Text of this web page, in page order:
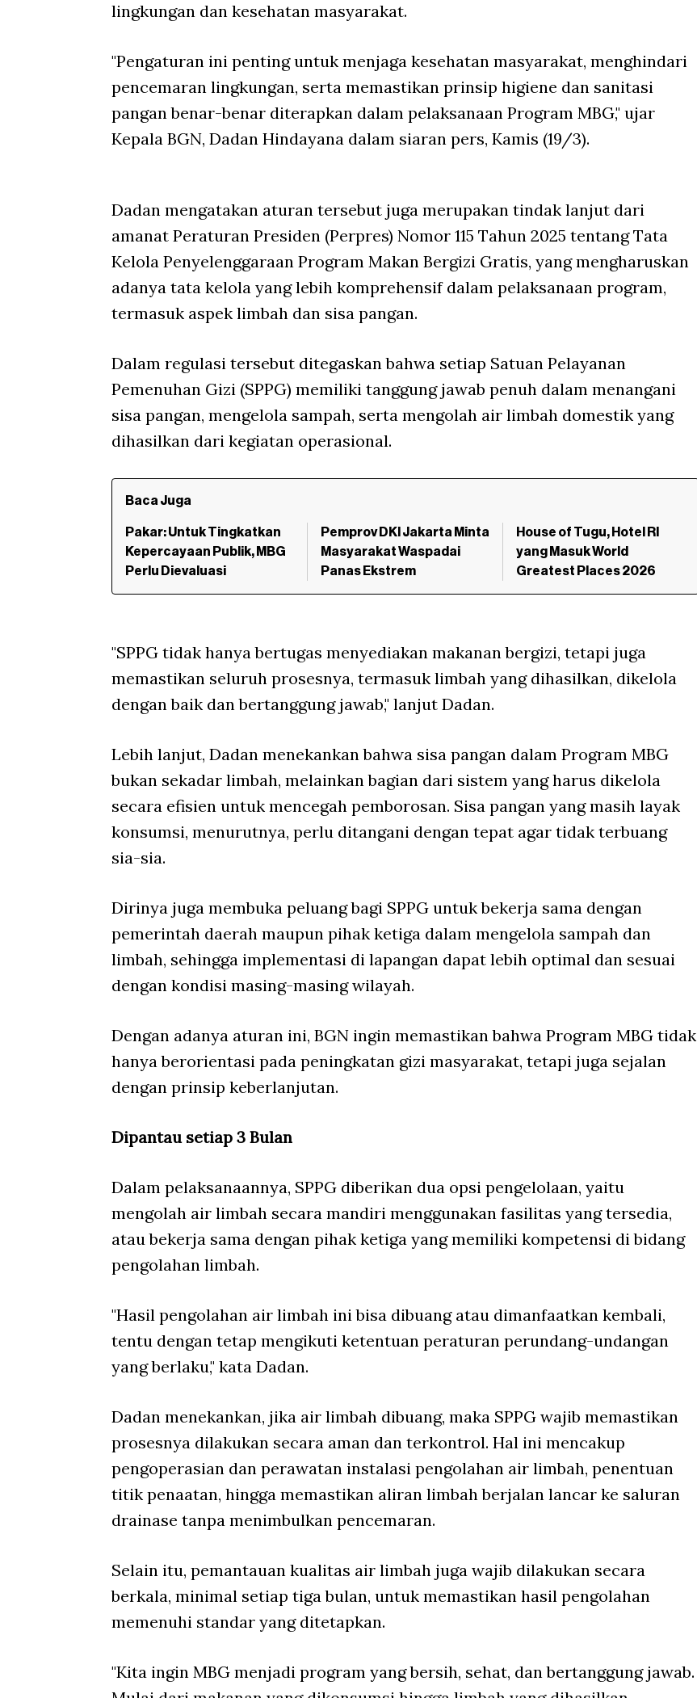
lingkungan dan kesehatan masyarakat.
"Pengaturan ini penting untuk menjaga kesehatan masyarakat, menghindari
pencemaran lingkungan, serta memastikan prinsip higiene dan sanitasi
pangan benar-benar diterapkan dalam pelaksanaan Program MBG," ujar
Kepala BGN, Dadan Hindayana dalam siaran pers, Kamis (19/3).
Dadan mengatakan aturan tersebut juga merupakan tindak lanjut dari
amanat Peraturan Presiden (Perpres) Nomor 115 Tahun 2025 tentang Tata
Kelola Penyelenggaraan Program Makan Bergizi Gratis, yang mengharuskan
adanya tata kelola yang lebih komprehensif dalam pelaksanaan program,
termasuk aspek limbah dan sisa pangan.
Dalam regulasi tersebut ditegaskan bahwa setiap Satuan Pelayanan
Pemenuhan Gizi (SPPG) memiliki tanggung jawab penuh dalam menangani
sisa pangan, mengelola sampah, serta mengolah air limbah domestik yang
dihasilkan dari kegiatan operasional.
Baca Juga
Pakar: Untuk Tingkatkan
Kepercayaan Publik, MBG
Perlu Dievaluasi
Pemprov DKI Jakarta Minta
Masyarakat Waspadai
Panas Ekstrem
House of Tugu, Hotel RI
yang Masuk World
Greatest Places 2026
"SPPG tidak hanya bertugas menyediakan makanan bergizi, tetapi juga
memastikan seluruh prosesnya, termasuk limbah yang dihasilkan, dikelola
dengan baik dan bertanggung jawab," lanjut Dadan.
Lebih lanjut, Dadan menekankan bahwa sisa pangan dalam Program MBG
bukan sekadar limbah, melainkan bagian dari sistem yang harus dikelola
secara efisien untuk mencegah pemborosan. Sisa pangan yang masih layak
konsumsi, menurutnya, perlu ditangani dengan tepat agar tidak terbuang
sia-sia.
Dirinya juga membuka peluang bagi SPPG untuk bekerja sama dengan
pemerintah daerah maupun pihak ketiga dalam mengelola sampah dan
limbah, sehingga implementasi di lapangan dapat lebih optimal dan sesuai
dengan kondisi masing-masing wilayah.
Dengan adanya aturan ini, BGN ingin memastikan bahwa Program MBG tidak
hanya berorientasi pada peningkatan gizi masyarakat, tetapi juga sejalan
dengan prinsip keberlanjutan.
Dipantau setiap 3 Bulan
Dalam pelaksanaannya, SPPG diberikan dua opsi pengelolaan, yaitu
mengolah air limbah secara mandiri menggunakan fasilitas yang tersedia,
atau bekerja sama dengan pihak ketiga yang memiliki kompetensi di bidang
pengolahan limbah.
"Hasil pengolahan air limbah ini bisa dibuang atau dimanfaatkan kembali,
tentu dengan tetap mengikuti ketentuan peraturan perundang-undangan
yang berlaku," kata Dadan.
Dadan menekankan, jika air limbah dibuang, maka SPPG wajib memastikan
prosesnya dilakukan secara aman dan terkontrol. Hal ini mencakup
pengoperasian dan perawatan instalasi pengolahan air limbah, penentuan
titik penaatan, hingga memastikan aliran limbah berjalan lancar ke saluran
drainase tanpa menimbulkan pencemaran.
Selain itu, pemantauan kualitas air limbah juga wajib dilakukan secara
berkala, minimal setiap tiga bulan, untuk memastikan hasil pengolahan
memenuhi standar yang ditetapkan.
"Kita ingin MBG menjadi program yang bersih, sehat, dan bertanggung jawab.